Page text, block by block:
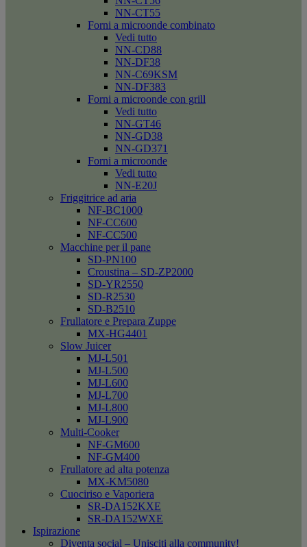
NN-CT55
Forni a microonde combinato
Vedi tutto
NN-CD88
NN-DF38
NN-C69KSM
NN-DF383
Forni a microonde con grill
Vedi tutto
NN-GT46
NN-GD38
NN-GD371
Forni a microonde
Vedi tutto
NN-E20J
Friggitrice ad aria
NF-BC1000
NF-CC600
NF-CC500
Macchine per il pane
SD-PN100
Croustina – SD-ZP2000
SD-YR2550
SD-R2530
SD-B2510
Frullatore e Prepara Zuppe
MX-HG4401
Slow Juicer
MJ-L501
MJ-L500
MJ-L600
MJ-L700
MJ-L800
MJ-L900
Multi-Cooker
NF-GM600
NF-GM400
Frullatore ad alta potenza
MX-KM5080
Cuociriso e Vaporiera
SR-DA152KXE
SR-DA152WXE
Ispirazione
Diventa social – Unisciti alla community!